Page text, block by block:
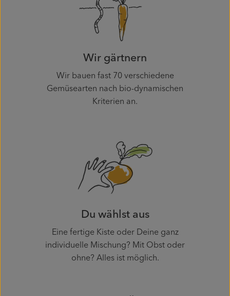
Wir gärtnern
Wir bauen fast 70 verschiedene
Gemüsearten nach bio-dynamischen
Kriterien an.
Du wählst aus
Eine fertige Kiste oder Deine ganz
individuelle Mischung? Mit Obst oder
ohne? Alles ist möglich.